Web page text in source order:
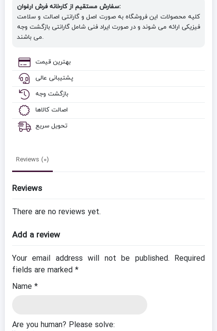
سفارش مستقیم از کارخانه فرش ارغوان:
کلیه محصولات این فروشگاه به صورت اصل و گارانتی اصالت و سلامت
فیزیکی ارائه می شوند و در صورت ایراد فنی شامل گارانتی بازگشت وجه
می باشند.
بهترین قیمت
پشتیبانی عالی
بازگشت وجه
اصالت کالاها
تحویل سریع
Reviews (0)
Reviews
There are no reviews yet.
Add a review
Your email address will not be published. Required
fields are marked *
Name *
Are you human? Please solve: